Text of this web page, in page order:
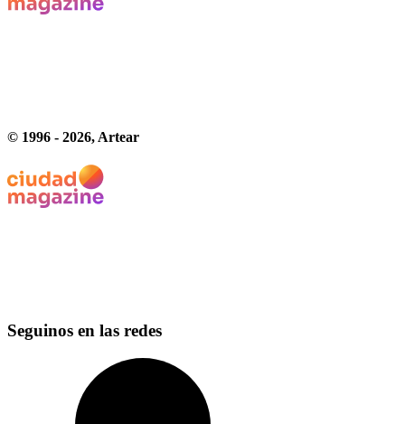
© 1996 - 2026, Artear
Seguinos en las redes